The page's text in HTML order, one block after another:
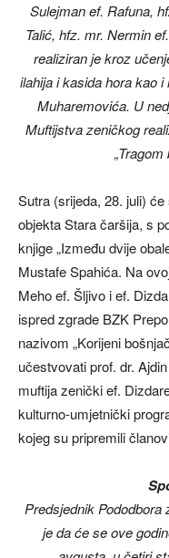
Sulejman ef. Rafuna,
Talić, hfz. mr. Nermin
realiziran je kroz
ilahija i kasida hora kao
Muharemovića. U
Muftijstva zeničkog
Sutra (srijeda, 28. juli)
objekta Stara čaršija, s
knjige „Između dvije
Mustafe Spahića. Na
Meho ef. Šljivo i ef.
ispred zgrade BZK
nazivom „Korijeni
učestvovati prof. dr.
muftija zenički ef.
kulturno-umjetnički
kojeg su pripremili
Predsjednik
je da će se ove